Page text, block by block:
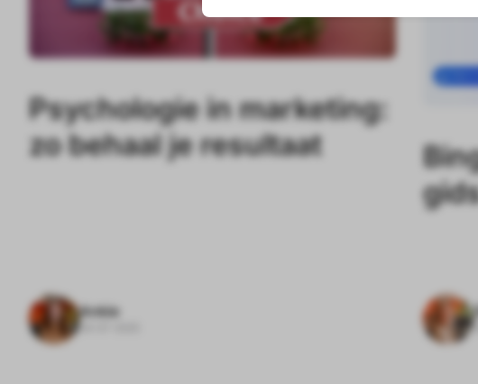
Psychologie in marketing:
zo behaal je resultaat
Ankie
04-07-2025